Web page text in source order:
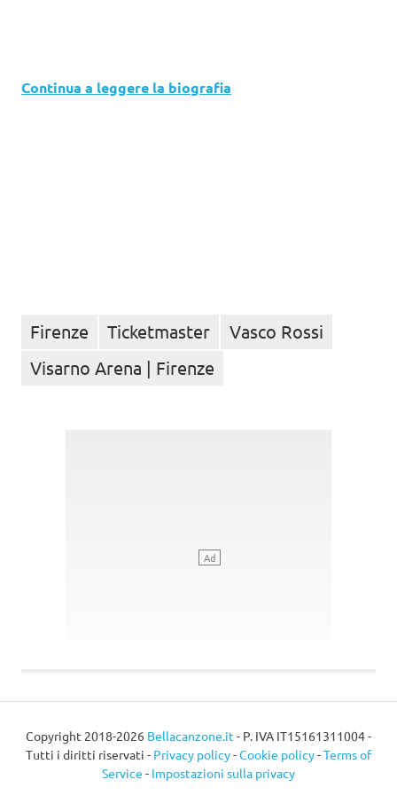
Continua a leggere la biografia
Firenze Ticketmaster
Vasco Rossi
Visarno Arena | Firenze
Copyright 2018-2026 Bellacanzone.it - P. IVA IT15161311004 -
Tutti i diritti riservati - Privacy policy-Cookie policy-Terms of
Service - Impostazioni sulla privacy